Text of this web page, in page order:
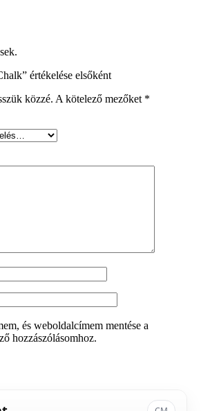
értékelése elsőként
közzé. A kötelező mezőket *
és weboldalcímem mentése a
hozzászólásomhoz.